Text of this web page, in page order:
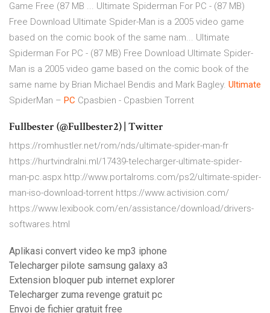
Game Free (87 MB ... Ultimate Spiderman For PC - (87 MB)
Free Download Ultimate Spider-Man is a 2005 video game
based on the comic book of the same nam... Ultimate
Spiderman For PC - (87 MB) Free Download Ultimate Spider-
Man is a 2005 video game based on the comic book of the
same name by Brian Michael Bendis and Mark Bagley. Ultimate
SpiderMan – PC Cpasbien - Cpasbien Torrent
Fullbester (@Fullbester2) | Twitter
https://romhustler.net/rom/nds/ultimate-spider-man-fr
https://hurtvindralni.ml/17439-telecharger-ultimate-spider-
man-pc.aspx http://www.portalroms.com/ps2/ultimate-spider-
man-iso-download-torrent https://www.activision.com/
https://www.lexibook.com/en/assistance/download/drivers-
softwares.html
Aplikasi convert video ke mp3 iphone
Telecharger pilote samsung galaxy a3
Extension bloquer pub internet explorer
Telecharger zuma revenge gratuit pc
Envoi de fichier gratuit free